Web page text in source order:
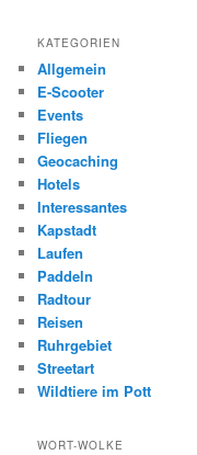
KATEGORIEN
Allgemein
E-Scooter
Events
Fliegen
Geocaching
Hotels
Interessantes
Kapstadt
Laufen
Paddeln
Radtour
Reisen
Ruhrgebiet
Streetart
Wildtiere im Pott
WORT-WOLKE